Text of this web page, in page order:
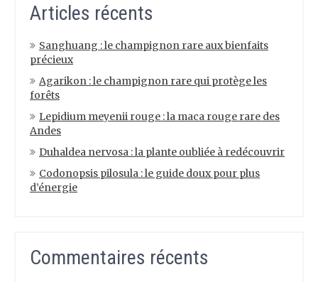
Articles récents
Sanghuang : le champignon rare aux bienfaits
précieux
Agarikon : le champignon rare qui protège les
forêts
Lepidium meyenii rouge : la maca rouge rare des
Andes
Duhaldea nervosa : la plante oubliée à redécouvrir
Codonopsis pilosula : le guide doux pour plus
d’énergie
Commentaires récents